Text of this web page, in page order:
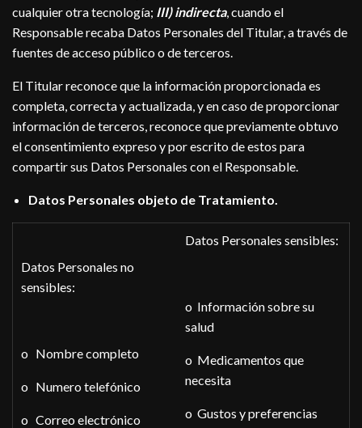
cualquier otra tecnología; III) indirecta, cuando el
Responsable recaba Datos Personales del Titular, a través de
fuentes de acceso público o de terceros.
El Titular reconoce que la información proporcionada es
completa, correcta y actualizada, y en caso de proporcionar
información de terceros, reconoce que previamente obtuvo
el consentimiento expreso y por escrito de estos para
compartir sus Datos Personales con el Responsable.
Datos Personales objeto de Tratamiento.
Datos Personales no
sensibles:
o Nombre completo
o Numero telefónico
o Correo electrónico
Datos Personales sensibles:
o Información sobre su
salud
o Medicamentos que
necesita
o Gustos y preferencias